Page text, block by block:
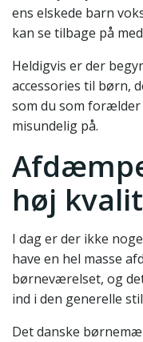
ens elskede barn
kan se tilbage på
Heldigvis er der
accessories til børn,
som du som forælder
misundelig på.
høj
I dag er der ikke
have en hel masse
børneværelset, og
ind i den generelle
Det danske